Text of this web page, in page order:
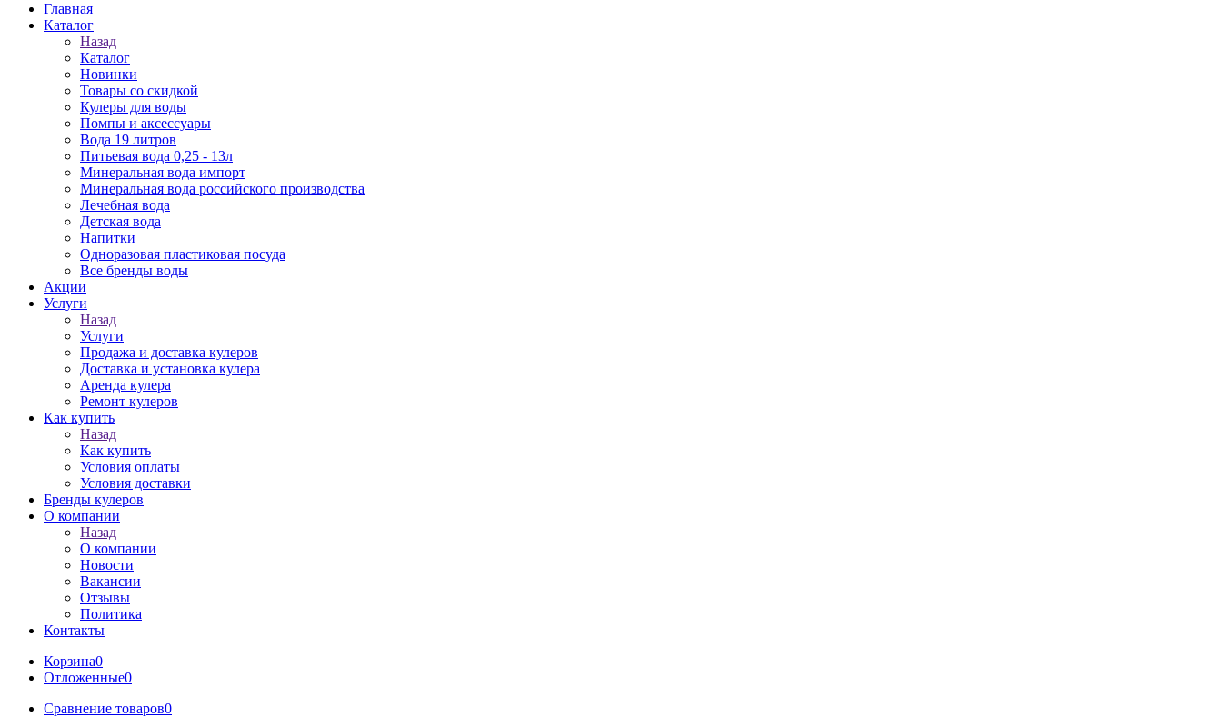
Главная
Каталог
Назад
Каталог
Новинки
Товары со скидкой
Кулеры для воды
Помпы и аксессуары
Вода 19 литров
Питьевая вода 0,25 - 13л
Минеральная вода импорт
Минеральная вода российского производства
Лечебная вода
Детская вода
Напитки
Одноразовая пластиковая посуда
Все бренды воды
Акции
Услуги
Назад
Услуги
Продажа и доставка кулеров
Доставка и установка кулера
Аренда кулера
Ремонт кулеров
Как купить
Назад
Как купить
Условия оплаты
Условия доставки
Бренды кулеров
О компании
Назад
О компании
Новости
Вакансии
Отзывы
Политика
Контакты
Корзина0
Отложенные0
Сравнение товаров0